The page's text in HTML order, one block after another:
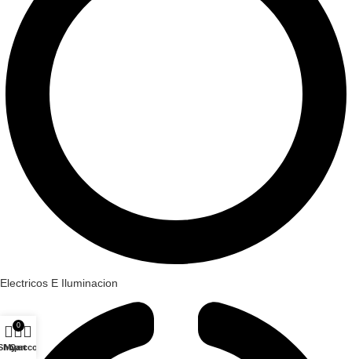
Electricos E Iluminacion
0
Cart
My account